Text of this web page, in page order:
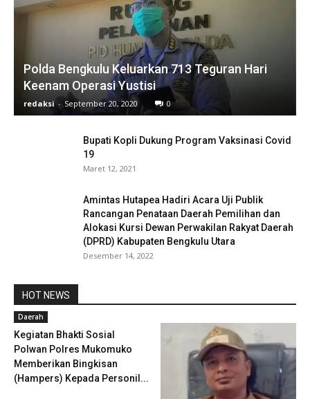
Polda Bengkulu Keluarkan 713 Teguran Hari
Keenam Operasi Yustisi
redaksi - September 20, 2020 0
Bupati Kopli Dukung Program Vaksinasi Covid
19
Maret 12, 2021
Amintas Hutapea Hadiri Acara Uji Publik
Rancangan Penataan Daerah Pemilihan dan
Alokasi Kursi Dewan Perwakilan Rakyat Daerah
(DPRD) Kabupaten Bengkulu Utara
Desember 14, 2022
HOT NEWS
Daerah
Kegiatan Bhakti Sosial
Polwan Polres Mukomuko
Memberikan Bingkisan
(Hampers) Kepada Personil...